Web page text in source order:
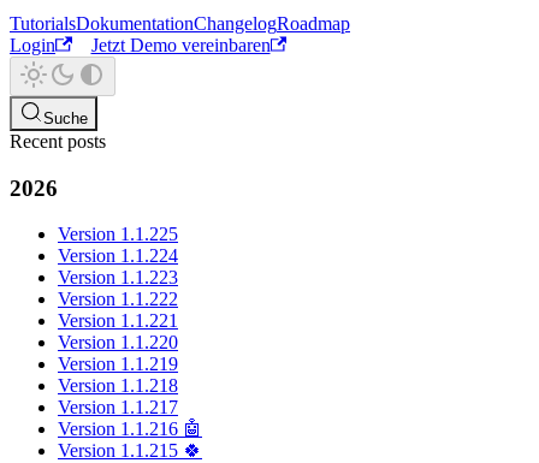
TutorialsDokumentationChangelogRoadmap
Login
Jetzt Demo vereinbaren
Suche
Recent posts
2026
Version 1.1.225
Version 1.1.224
Version 1.1.223
Version 1.1.222
Version 1.1.221
Version 1.1.220
Version 1.1.219
Version 1.1.218
Version 1.1.217
Version 1.1.216 🤖
Version 1.1.215 🍀